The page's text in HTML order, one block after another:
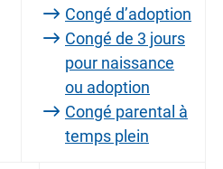
Congé d’adoption
Congé de 3 jours
pour naissance
ou adoption
Congé parental à
temps plein